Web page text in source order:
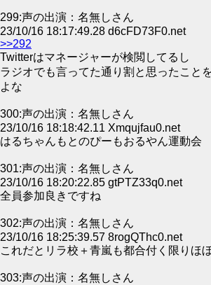
299:声の出演：名無しさん
23/10/16 18:17:49.28 d6cFD73F0.net
>>292
Twitterはマネージャーが検閲してるし
ラジオでも言ってた通り割と思ったこと
よな
300:声の出演：名無しさん
23/10/16 18:18:42.11 Xmqujfau0.net
はるちゃんもとのぴーもおるやん運動会
301:声の出演：名無しさん
23/10/16 18:20:22.85 gtPTZ33q0.net
全員参加良きですね
302:声の出演：名無しさん
23/10/16 18:25:39.57 8rogQThc0.net
これだとリラ校＋青嵐も都合付く限りほ
303:声の出演：名無しさん